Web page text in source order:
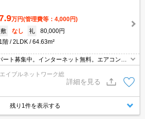
万円(管理費等：4,000円)
敷
なし 礼
80,000円
1階
2LDK 64.63m²
ート募集中。インターネット無料。エアコンあ
、追い焚き機能付きバス、シャンプードレッサ
問い合わせください。
イブルネットワーク総
詳細を見る
残り1件を表示する